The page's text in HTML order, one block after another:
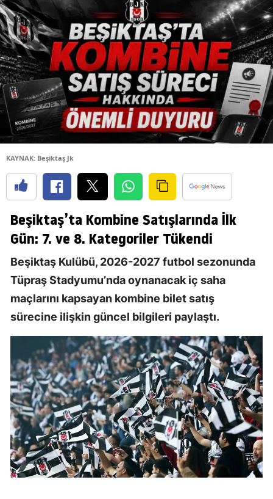
KAYNAK: Beşiktaş Jk
Beşiktaş’ta Kombine Satışlarında İlk
Gün: 7. ve 8. Kategoriler Tükendi
Beşiktaş Kulübü, 2026-2027 futbol sezonunda
Tüpraş Stadyumu’nda oynanacak iç saha
maçlarını kapsayan kombine bilet satış
sürecine ilişkin güncel bilgileri paylaştı.